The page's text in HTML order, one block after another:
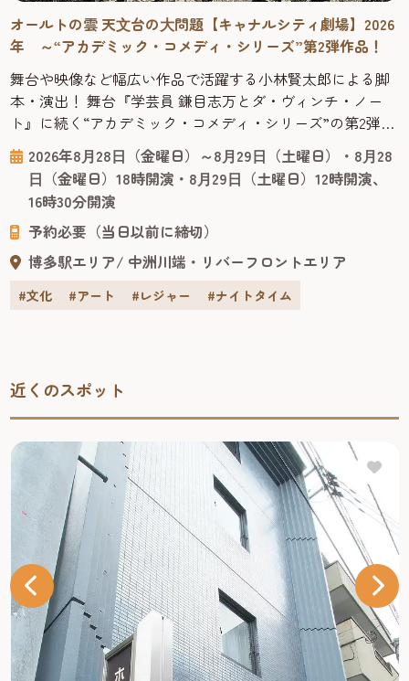
オールトの雲 天⽂台の⼤問題【キャナルシティ劇場】2026
年 ～“アカデミック・コメディ・シリーズ”第2弾作品！
舞台や映像など幅広い作品で活躍する小林賢太郎による脚
本・演出！ 舞台『学芸員 鎌目志万とダ・ヴィンチ・ノー
ト』に続く“アカデミック・コメディ・シリーズ”の第2弾作
品！ 2025年1月に上演されご好評をいただいた舞台『学芸員
鎌目志万とダ・ヴィンチ・ノート』に続く“アカデミック・
コメディ・シリーズ”の第2弾作品。脚本・演出は前作同
様、舞台や映像など幅広い作品で活躍する小林賢太郎が務
めます。 出...
2026年8⽉28⽇（金曜日）～8⽉29⽇（土曜日）・8⽉28
⽇（金曜日）18時開演・8⽉29⽇（土曜日）12時開演、
16時30分開演
予約必要（当日以前に締切）
博多駅エリア
中洲川端・リバーフロントエリア
#文化 #アート #レジャー #ナイトタイム
近くのスポット